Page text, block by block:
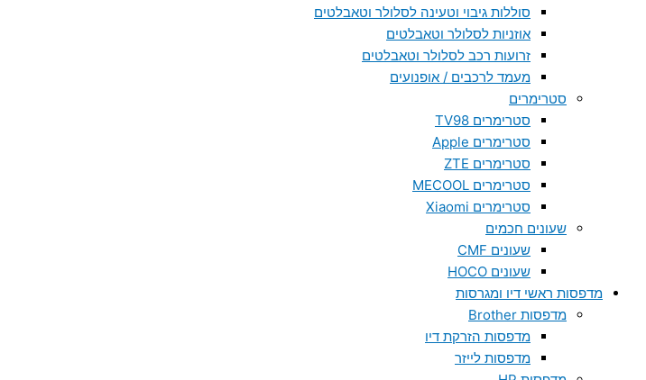
סוללות גיבוי וטעינה לסלולר וטאבלטים
אוזניות לסלולר וטאבלטים
זרועות רכב לסלולר וטאבלטים
מעמד לרכבים / אופנועים
סטרימרים
סטרימרים TV98
סטרימרים Apple
סטרימרים ZTE
סטרימרים MECOOL
סטרימרים Xiaomi
שעונים חכמים
שעונים CMF
שעונים HOCO
מדפסות ראשי דיו ומגרסות
מדפסות Brother
מדפסות הזרקת דיו
מדפסות לייזר